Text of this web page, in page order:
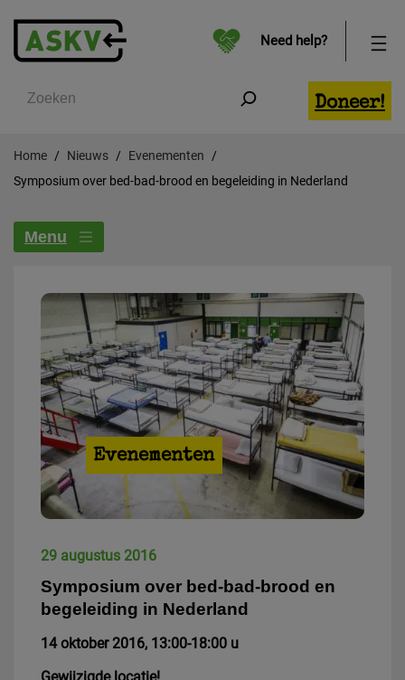
Zoeken
Doneer!
Need help?
Home Nieuws Evenementen
Symposium over bed-bad-brood en begeleiding in Nederland
Menu
Evenementen
29 augustus 2016
Symposium over bed-bad-brood en
begeleiding in Nederland
14 oktober 2016, 13:00-18:00 u
Gewijzigde locatie!